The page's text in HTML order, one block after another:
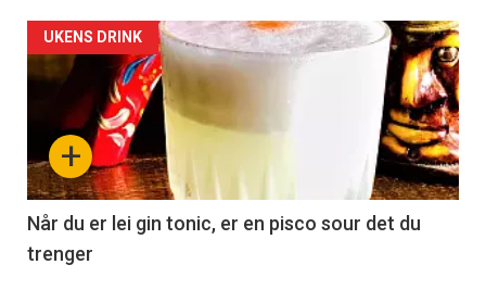
Forsiden
akkurat
nå
-
2
+
UKENS DRINK
Når du er lei gin tonic, er en pisco sour det du
trenger